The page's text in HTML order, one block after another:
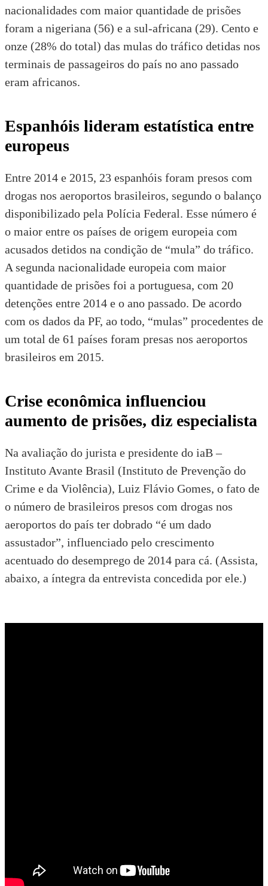
nacionalidades com maior quantidade de prisões
foram a nigeriana (56) e a sul-africana (29). Cento e
onze (28% do total) das mulas do tráfico detidas nos
terminais de passageiros do país no ano passado
eram africanos.
Espanhóis lideram estatística entre
europeus
Entre 2014 e 2015, 23 espanhóis foram presos com
drogas nos aeroportos brasileiros, segundo o balanço
disponibilizado pela Polícia Federal. Esse número é
o maior entre os países de origem europeia com
acusados detidos na condição de “mula” do tráfico.
A segunda nacionalidade europeia com maior
quantidade de prisões foi a portuguesa, com 20
detenções entre 2014 e o ano passado. De acordo
com os dados da PF, ao todo, “mulas” procedentes de
um total de 61 países foram presas nos aeroportos
brasileiros em 2015.
Crise econômica influenciou
aumento de prisões, diz especialista
Na avaliação do jurista e presidente do iaB –
Instituto Avante Brasil (Instituto de Prevenção do
Crime e da Violência), Luiz Flávio Gomes, o fato de
o número de brasileiros presos com drogas nos
aeroportos do país ter dobrado “é um dado
assustador”, influenciado pelo crescimento
acentuado do desemprego de 2014 para cá. (Assista,
abaixo, a íntegra da entrevista concedida por ele.)